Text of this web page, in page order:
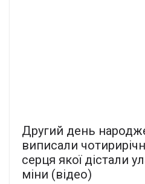
Другий день
виписали
серця якої дістали
міни (відео)